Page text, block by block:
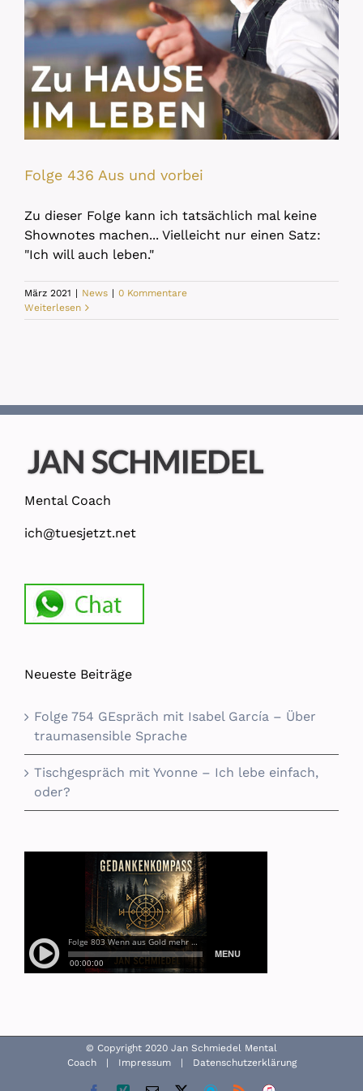
Folge 436 Aus und vorbei
Zu dieser Folge kann ich tatsächlich mal keine
Shownotes machen... Vielleicht nur einen Satz:
"Ich will auch leben."
März 2021 | News | 0 Kommentare
Weiterlesen
Mental Coach
ich@tuesjetzt.net
Neueste Beiträge
Folge 754 GEspräch mit Isabel García – Über
traumasensible Sprache
Tischgespräch mit Yvonne – Ich lebe einfach,
oder?
© Copyright 2020 Jan Schmiedel Mental
Coach |
Impressum| Datenschutzerklärung